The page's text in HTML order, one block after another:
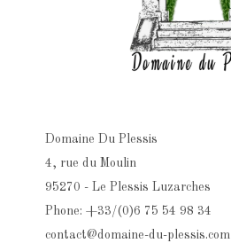
Domaine Du Plessis
4, rue du Moulin
95270 - Le Plessis Luzarches
Phone: +33/(0)6 75 54 98 34
contact@domaine-du-plessis.com